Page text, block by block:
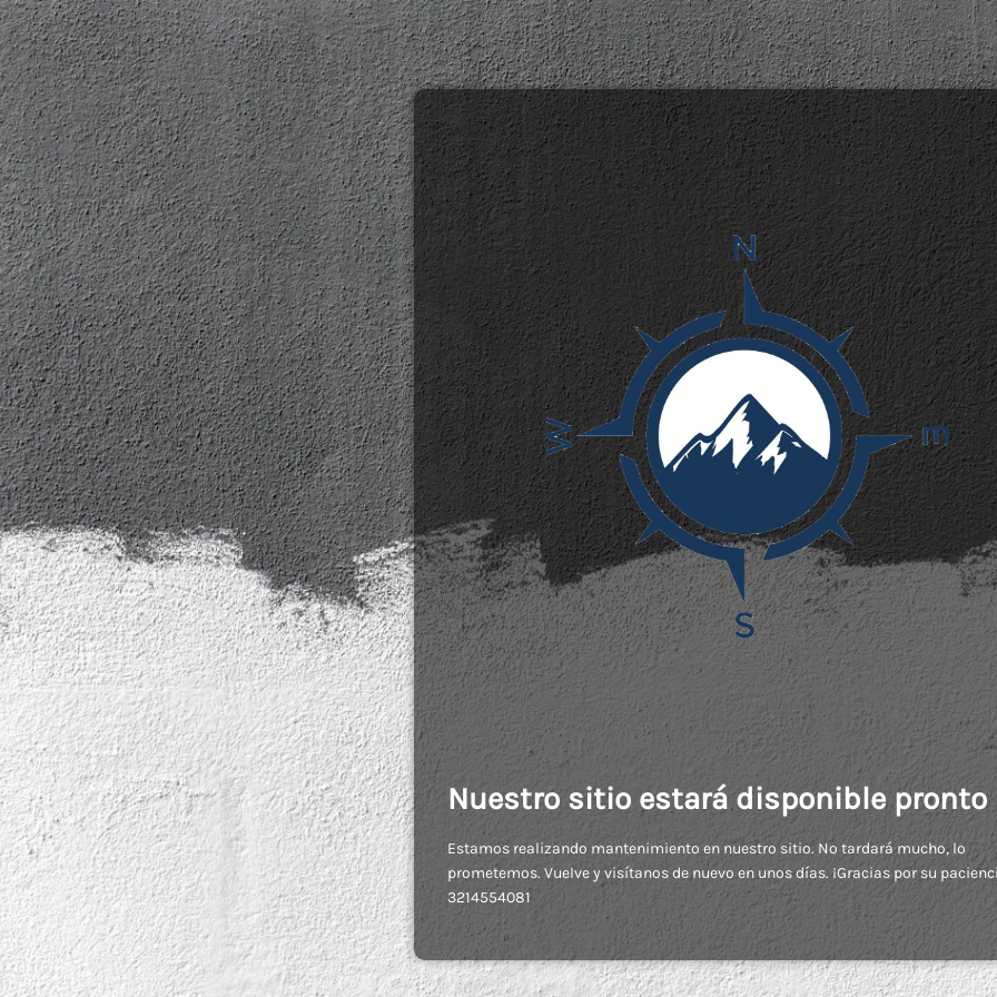
Nuestro sitio estará disponible pronto
Estamos realizando mantenimiento en nuestro sitio. No tardará mucho, lo
prometemos. Vuelve y visítanos de nuevo en unos días. ¡Gracias por su
3214554081